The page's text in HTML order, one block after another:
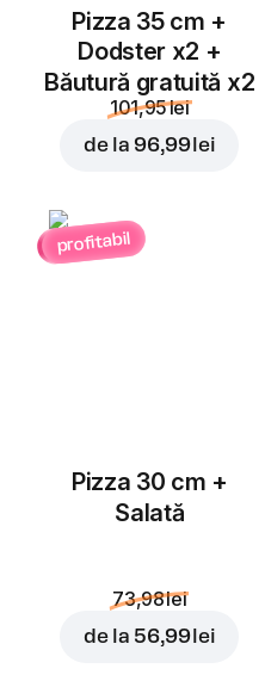
Pizza 35 cm +
Dodster x2 +
Băutură gratuită x2
101,95 lei
de la 96,99 lei
profitabil
Pizza 30 cm +
Salată
73,98 lei
de la 56,99 lei